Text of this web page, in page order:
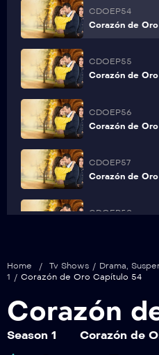
CDOEP54
Corazón de
CDOEP55
Corazón de
CDOEP56
Corazón de
CDOEP57
Corazón de
CDOEP58
CDOEP59
Corazón de Oro
CDOEP60
Home / Tv Shows / Drama,
1 / Corazón de Oro Capítulo 54
Corazón
Season 1 Corazón de